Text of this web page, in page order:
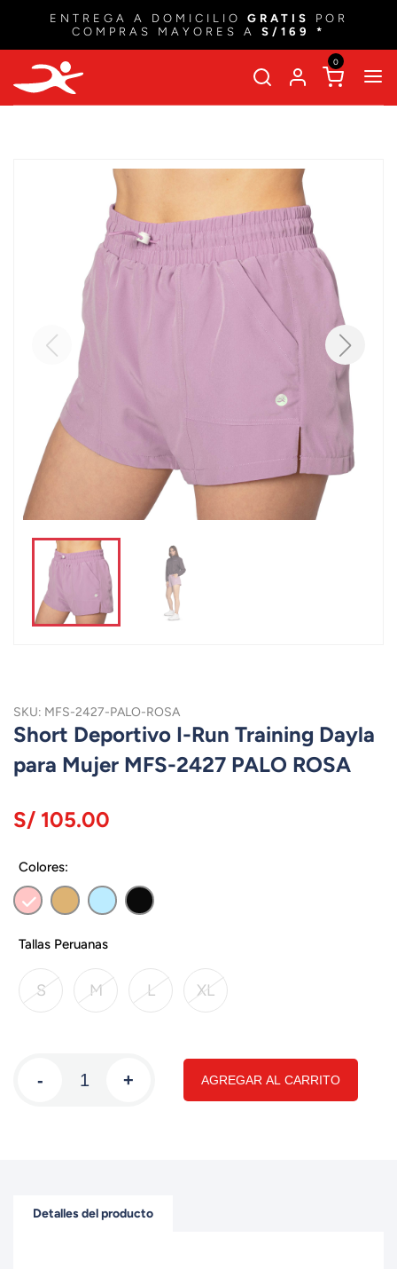
ENTREGA A DOMICILIO GRATIS
POR
COMPRAS MAYORES A S/169 *
0
SKU: MFS-2427-PALO-ROSA
Short Deportivo I-Run Training Dayla
para Mujer MFS-2427 PALO ROSA
S/ 105.00
Colores:
Tallas Peruanas
S M L XL
- + AGREGAR AL CARRITO
Detalles del producto